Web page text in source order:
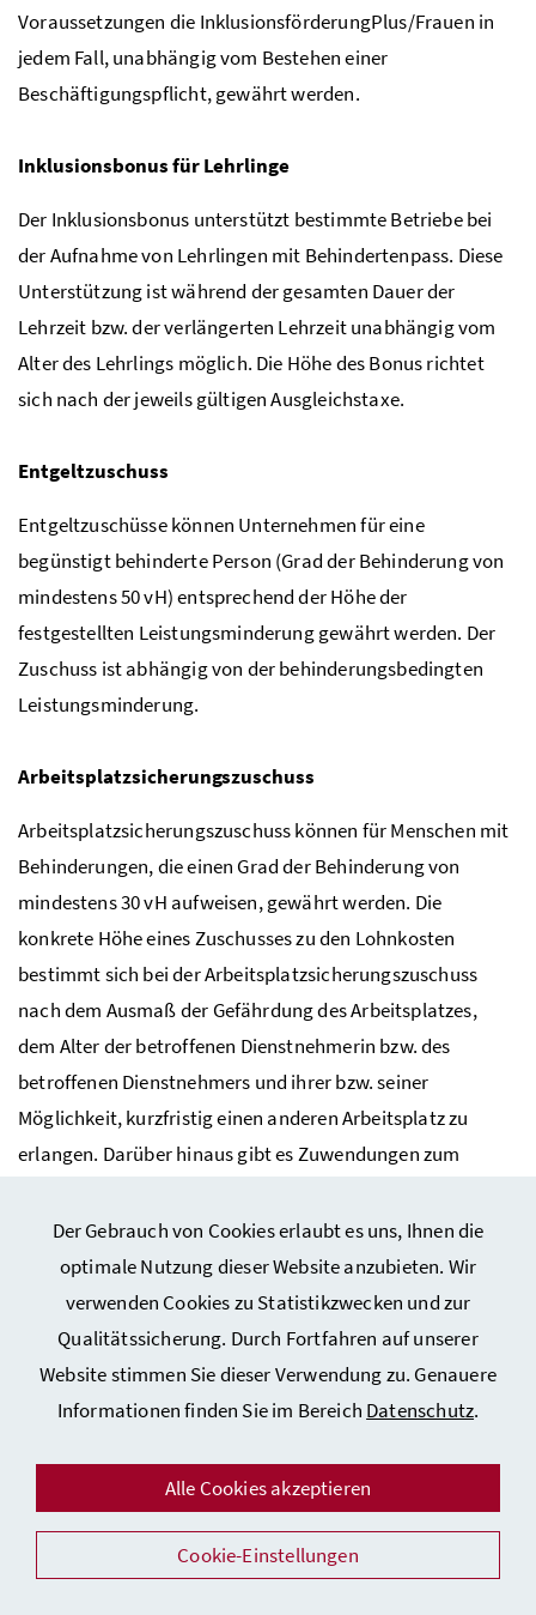
Der Gebrauch von Cookies erlaubt es uns, Ihnen die
optimale Nutzung dieser Website anzubieten. Wir
verwenden Cookies zu Statistikzwecken und zur
Qualitätssicherung. Durch Fortfahren auf unserer
Website stimmen Sie dieser Verwendung zu. Genauere
Informationen finden Sie im Bereich Datenschutz.
Alle Cookies akzeptieren
Cookie-Einstellungen
Voraussetzungen die InklusionsförderungPlus/Frauen in
jedem Fall, unabhängig vom Bestehen einer
Beschäftigungspflicht, gewährt werden.
Inklusionsbonus für Lehrlinge
Der Inklusionsbonus unterstützt bestimmte Betriebe bei
der Aufnahme von Lehrlingen mit Behindertenpass. Diese
Unterstützung ist während der gesamten Dauer der
Lehrzeit bzw.der verlängerten Lehrzeit unabhängig vom
Alter des Lehrlings möglich. Die Höhe des Bonus richtet
sich nach der jeweils gültigen Ausgleichstaxe.
Entgeltzuschuss
Entgeltzuschüsse können Unternehmen für eine
begünstigt behinderte Person (Grad der Behinderung von
mindestens 50vH) entsprechend der Höhe der
festgestellten Leistungsminderung gewährt werden. Der
Zuschuss ist abhängig von der behinderungsbedingten
Leistungsminderung.
Arbeitsplatzsicherungszuschuss
Arbeitsplatzsicherungszuschuss können für Menschen mit
Behinderungen, die einen Grad der Behinderung von
mindestens 30vH aufweisen, gewährt werden. Die
konkrete Höhe eines Zuschusses zu den Lohnkosten
bestimmt sich bei der Arbeitsplatzsicherungszuschuss
nach dem Ausmaß der Gefährdung des Arbeitsplatzes,
dem Alter der betroffenen Dienstnehmerin bzw. des
betroffenen Dienstnehmers und ihrerbzw.seiner
Möglichkeit, kurzfristig einen anderen Arbeitsplatz zu
erlangen. Darüber hinaus gibt es Zuwendungen zum
Wettbewerbsnachteile. Dazu zählen etwa technische
Hilfen, Mobilitätshilfen oder entsprechende
Einzelqualifizierungen.
Unternehmerinnen und Unternehmer mit
Behinderungen
Um auch Menschen mit Behinderungen den Weg in die
Selbstständigkeit zu ermöglichen, gibt es Zuschüsse um
die wirtschaftliche Lage zu verbessern sowie den
Lebensunterhalt sicherzustellen.